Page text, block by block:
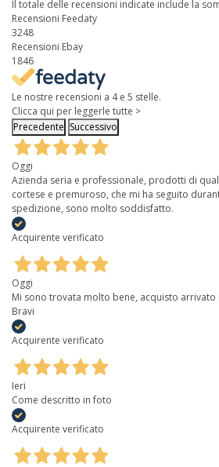
Il totale delle recensioni indicate include la
Recensioni Feedaty
3248
Recensioni Ebay
1846
Le nostre recensioni a 4 e 5 stelle.
Clicca qui per leggerle tutte >
Precedente Successivo
Oggi
Azienda seria e professionale, prodotti di
cortese e premuroso, che mi ha seguito
spedizione, sono molto soddisfatto.
Acquirente verificato
Oggi
Mi sono trovata molto bene, acquisto
Bravi
Acquirente verificato
Ieri
Come descritto in foto
Acquirente verificato